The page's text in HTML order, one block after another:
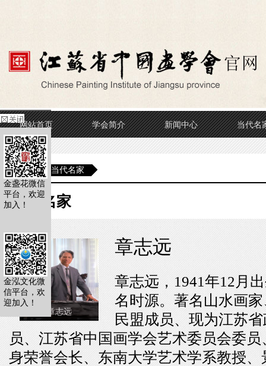
网站首页 学会简介 新闻中心 当代名
当前位置 当代名家
当代名家
章志远
章志远
章志远，1941年12月
名时源。著名山水画
民盟成员、现为江苏
员、江苏省中国画学会艺术委员会委
身荣誉会长、东南大学艺术学系教授
金盏花微信
平台，欢迎
加入！
金泓文化微
信平台，欢
迎加入！